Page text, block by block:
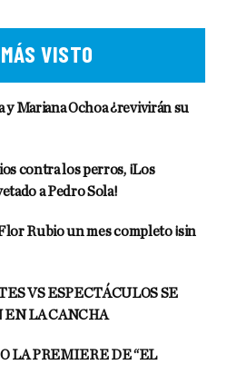
VISTO
y Mariana Ochoa ¿revivirán su
contra los perros, ¡Los
a Pedro Sola!
Rubio un mes completo ¡sin
VS ESPECTÁCULOS SE
LA CANCHA
LA PREMIERE DE “EL